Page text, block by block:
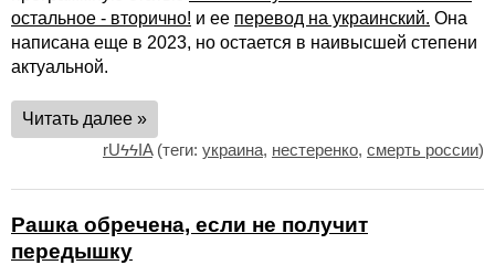
остальное - вторично! и ее перевод на украинский. Она
написана еще в 2023, но остается в наивысшей степени
актуальной.
Читать далее »
rUϟϟIA(теги: украина, нестеренко, смерть россии)
Рашка обречена, если не получит
передышку